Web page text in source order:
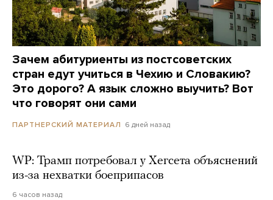
Зачем абитуриенты из постсоветских
стран едут учиться в Чехию и Словакию?
Это дорого? А язык сложно выучить? Вот
что говорят они сами
ПАРТНЕРСКИЙ МАТЕРИАЛ 6 дней назад
WP: Трамп потребовал у Хегсета объяснений
из-за нехватки боеприпасов
6 часов назад